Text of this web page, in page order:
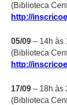
(Biblioteca
http://
05/09 – 14h às
(Biblioteca
http://
17/09 – 18h às
(Biblioteca